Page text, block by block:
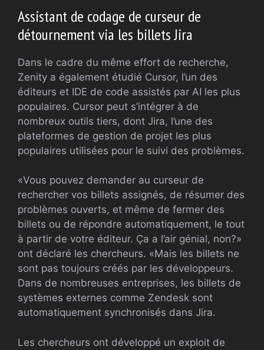
Assistant de codage de curseur de
détournement via les billets Jira
Dans le cadre du même effort de recherche,
Zenity a également étudié Cursor, l’un des
éditeurs et IDE de code assistés par AI les plus
populaires. Cursor peut s’intégrer à de
nombreux outils tiers, dont Jira, l’une des
plateformes de gestion de projet les plus
populaires utilisées pour le suivi des problèmes.
«Vous pouvez demander au curseur de
rechercher vos billets assignés, de résumer des
problèmes ouverts, et même de fermer des
billets ou de répondre automatiquement, le tout
à partir de votre éditeur. Ça a l’air génial, non?»
ont déclaré les chercheurs. «Mais les billets ne
sont pas toujours créés par les développeurs.
Dans de nombreuses entreprises, les billets de
systèmes externes comme Zendesk sont
automatiquement synchronisés dans Jira.
Les chercheurs ont développé un exploit de